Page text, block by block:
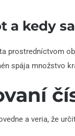
a kedy
prostredníctvom
spája množstvo
a veria, že